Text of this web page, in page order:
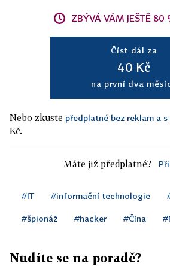
ZBÝVÁ VÁM JEŠTĚ 80
Číst dál za
40 Kč
na první dva
Nebo zkuste předplatné bez reklam a
Kč.
Máte již předplatné?
#IT #informační technologie
#špionáž #hacker #Čína
Nudíte se na poradě?